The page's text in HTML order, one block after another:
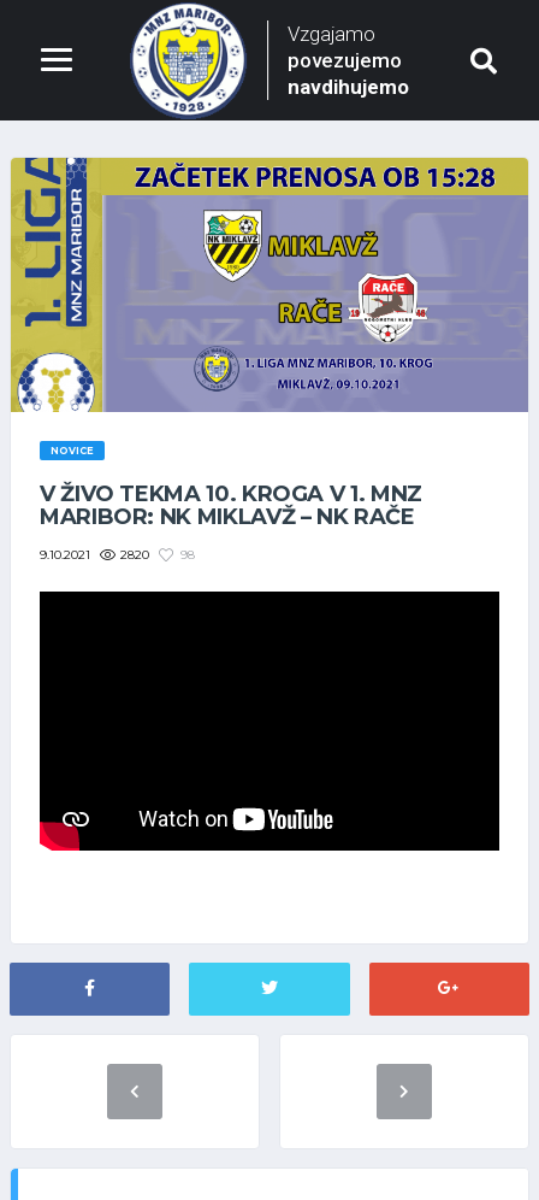
Vzgajamo
povezujemo
navdihujemo
NOVICE
V ŽIVO TEKMA 10. KROGA V 1. MNZ
MARIBOR: NK MIKLAVŽ – NK RAČE
9.10.2021 2820 98